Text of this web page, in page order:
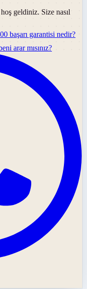
geldiniz. Size nasıl
başarı garantisi nedir?
arar mısınız?